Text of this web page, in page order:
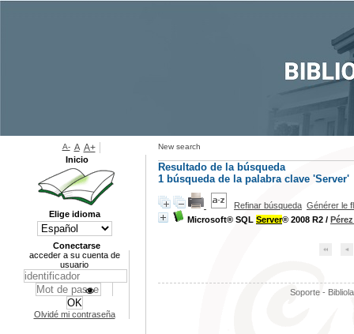
New search
Resultado de la búsqueda
1 búsqueda de la palabra clave 'Server'
Refinar búsqueda Générer le
Microsoft® SQL Server® 2008 R2 /
Soporte -
A- A A+
Inicio
Elige idioma
Conectarse
acceder a su cuenta de
usuario
Olvidé mi contraseña